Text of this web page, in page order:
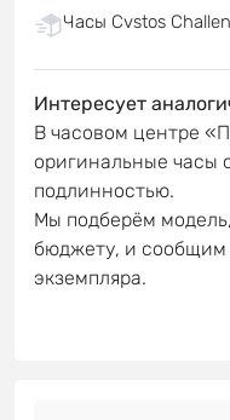
Часы Cvstos
Интересует
В часовом центре
оригинальные часы
подлинностью.
Мы подберём
бюджету, и сообщим
экземпляра.